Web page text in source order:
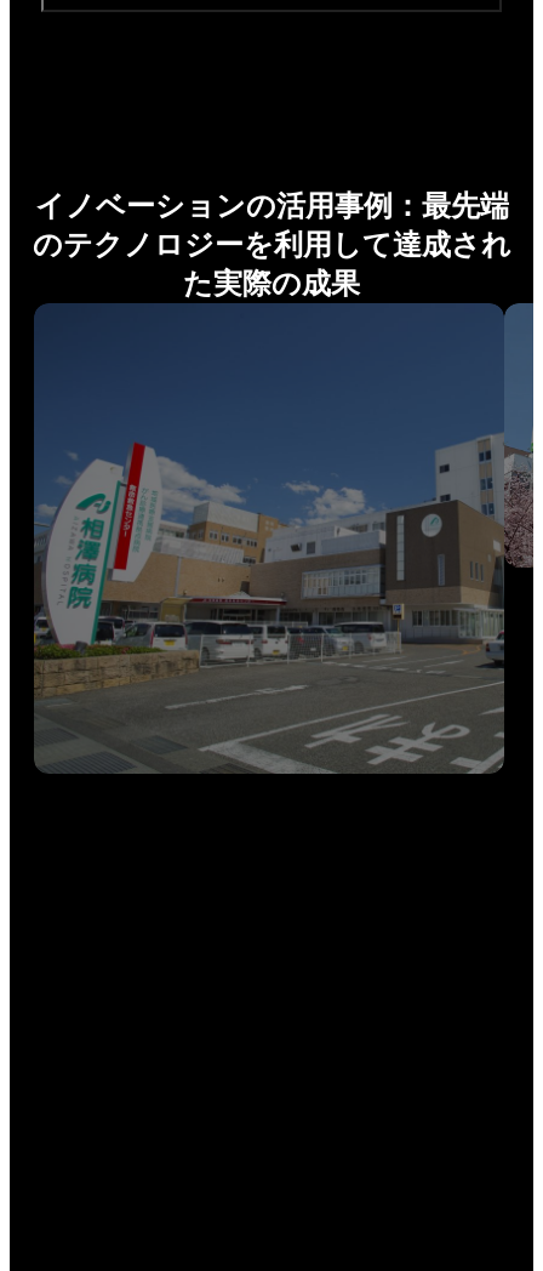
イノベーションの活用事例：最先端
のテクノロジーを利用して達成され
た実際の成果